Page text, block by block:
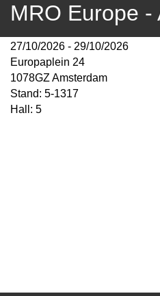
MRO Europe -
27/10/2026 - 29/10/2026
Europaplein 24
1078GZ Amsterdam
Stand: 5-1317
Hall: 5